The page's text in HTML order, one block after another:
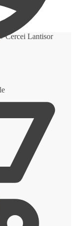
/Cercei Lantisor